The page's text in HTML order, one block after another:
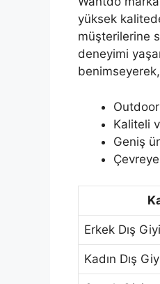
yüksek
müşterilerine
deneyimi
Kaliteli
Geniş
Erkek Dış
Kadın Dış